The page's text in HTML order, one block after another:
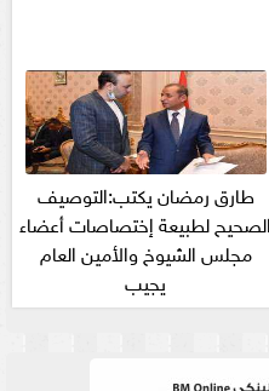
طارق رمضان يكتب:التوصيف
الصحيح لطبيعة إختصاصات أعضاء
مجلس الشيوخ والأمين العام
يجيب